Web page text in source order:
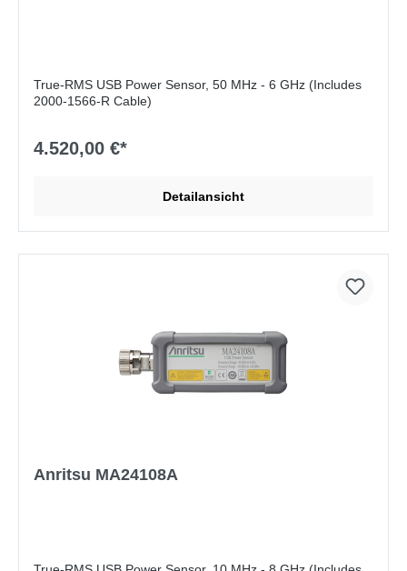
True-RMS USB Power Sensor, 50 MHz - 6 GHz (Includes
2000-1566-R Cable)
4.520,00 €*
Detailansicht
Anritsu MA24108A